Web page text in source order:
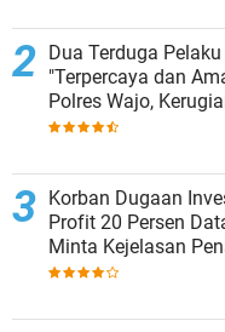
Dua Terduga
"Terpercaya dan
Polres Wajo,
Capai Rp8 Miliar
Korban Dugaan
Profit 20 Persen
Minta Kejelasan